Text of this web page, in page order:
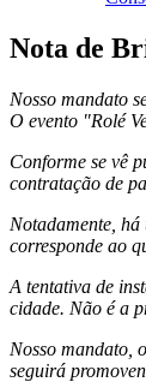
Nota de
Nosso mandato
O evento "Rolé
Conforme se vê
contratação de
Notadamente,
corresponde ao
A tentativa de
cidade. Não é a
Nosso mandato,
seguirá